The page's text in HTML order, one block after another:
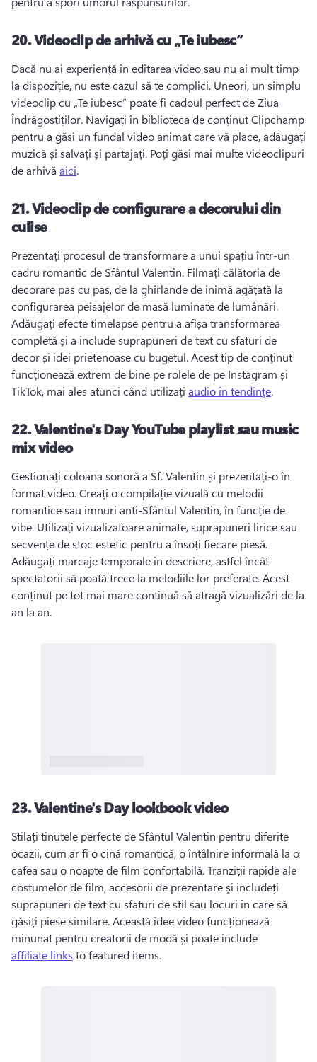
20.Videoclip de arhivă cu „Te iubesc”
Dacă nu ai experiență în editarea video sau nu ai mult timp
la dispoziție, nu este cazul să te complici. Uneori, un simplu
videoclip cu „Te iubesc” poate fi cadoul perfect de Ziua
Îndrăgostiților. Navigați în biblioteca de conținut Clipchamp
pentru a găsi un fundal video animat care vă place, adăugați
muzică și salvați și partajați. Poți găsi mai multe videoclipuri
de arhivă aici.
21.Videoclip de configurare a decorului din
culise
Prezentați procesul de transformare a unui spațiu într-un
cadru romantic de Sfântul Valentin. Filmați călătoria de
decorare pas cu pas, de la ghirlande de inimă agățată la
Adăugați efecte timelapse pentru a afișa transformarea
completă și a include suprapuneri de text cu sfaturi de
decor și idei prietenoase cu bugetul. Acest tip de conținut
funcționează extrem de bine pe rolele de pe Instagram și
TikTok, mai ales atunci când utilizați audio în tendințe.
22.Valentine's Day YouTube playlist sau music
mix video
Gestionați coloana sonoră a Sf. Valentin și prezentați-o în
format video. Creați o compilație vizuală cu melodii
romantice sau imnuri anti-Sfântul Valentin, în funcție de
vibe. Utilizați vizualizatoare animate, suprapuneri lirice sau
Adăugați marcaje temporale în descriere, astfel încât
spectatorii să poată trece la melodiile lor preferate. Acest
conținut pe tot mai mare continuă să atragă vizualizări de la
an la an.
23.Valentine's Day lookbook video
Stilați tinutele perfecte de Sfântul Valentin pentru diferite
ocazii, cum ar fi o cină romantică, o întâlnire informală la o
cafea sau o noapte de film confortabilă. Tranziții rapide ale
costumelor de film, accesorii de prezentare și includeți
suprapuneri de text cu sfaturi de stil sau locuri în care să
găsiți piese similare. Această idee video funcționează
minunat pentru creatorii de modă și poate include
affiliate links to featured items.